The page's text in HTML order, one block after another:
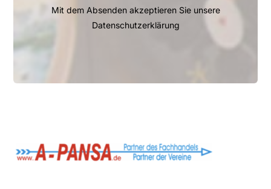
Mit dem Absenden akzeptieren Sie unsere
Datenschutzerklärung